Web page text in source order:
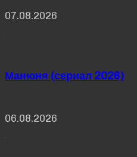
07.08.2026
Манюня (сериал 2026)
06.08.2026